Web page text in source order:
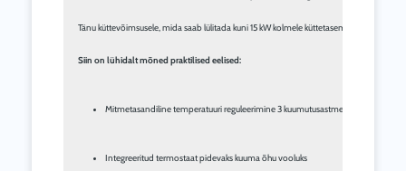
Tänu küttevõimsusele, mida saab lülitada kuni 15 kW kolmele küttetasemele, ja
Siin on lühidalt mõned praktilised eelised:
Mitmetasandiline temperatuuri reguleerimine 3 kuumutusastmega
Integreeritud termostaat pidevaks kuuma õhu vooluks